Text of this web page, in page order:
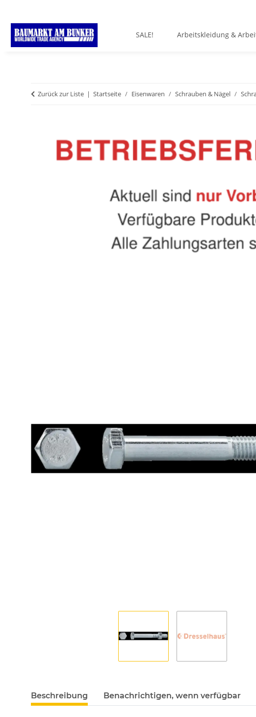
SALE! Arbeitskleidung &
Zurück zur Liste Startseite Eisenwaren Schrauben & Nägel
Beschreibung Benachrichtigen, wenn verfügbar